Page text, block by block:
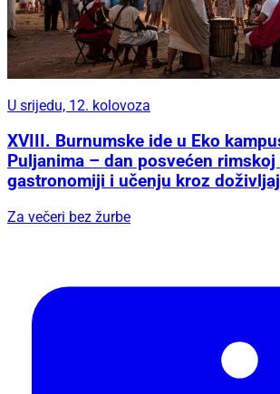
U srijedu, 12. kolovoza
XVIII. Burnumske ide u Eko
Puljanima – dan posvećen
gastronomiji i učenju kroz doživljaj
Za večeri bez žurbe